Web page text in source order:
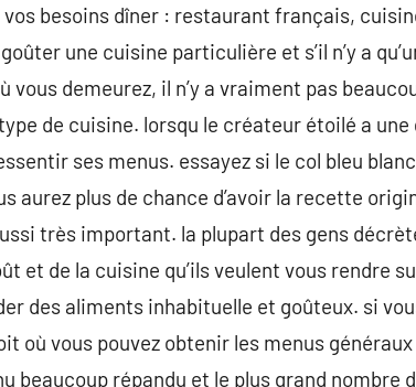
besoins dîner : restaurant français,
une cuisine particulière et s’il n’y a
demeurez, il n’y a vraiment pas
de cuisine. lorsqu le créateur étoilé a une
ses menus. essayez si le col bleu
aurez plus de chance d’avoir la recette
très important. la plupart des gens
de la cuisine qu’ils veulent vous rendre
des aliments inhabituelle et goûteux. si
où vous pouvez obtenir les menus
beaucoup répandu et le plus grand nombre